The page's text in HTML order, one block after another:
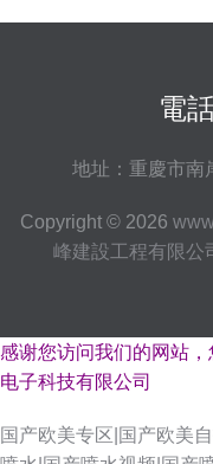
電
地址：重慶市南
Copyright © 2026
峰建設工程有限公
感谢您访问我们的网站
电子科技有限公司
国产欧美专区|国产欧美